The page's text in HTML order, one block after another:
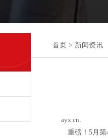
首页 > 新闻资讯
ayx.cn:
重磅！5月第4